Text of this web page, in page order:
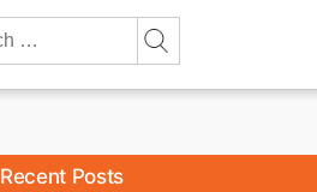
Recent Posts